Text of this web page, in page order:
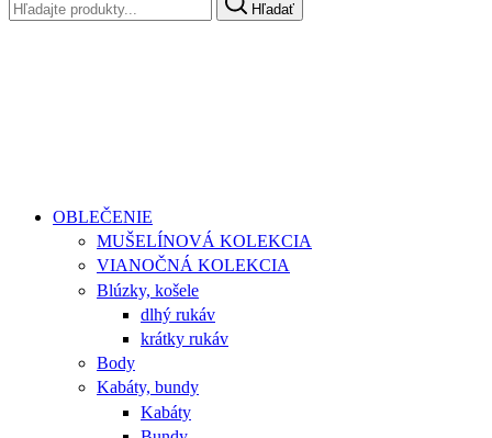
Hľadať
OBLEČENIE
MUŠELÍNOVÁ KOLEKCIA
VIANOČNÁ KOLEKCIA
Blúzky, košele
dlhý rukáv
krátky rukáv
Body
Kabáty, bundy
Kabáty